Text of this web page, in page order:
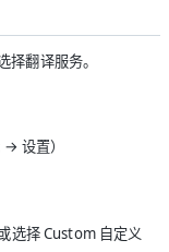
翻译服务。
设置）
选择 Custom 自定义